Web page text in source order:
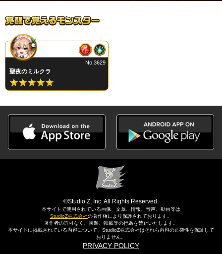
聖夜のミルクラ
No.3629
©Studio Z, Inc. All Rights Reserved.
本サイトで使用されている画像、文章、情報、音声、動画等は
StudioZ株式会社の著作権により保護されております。
著作者の許可なく、複製、転載等の行為を禁止いたします。
本サイトに掲載されている内容について、StudioZ株式会社はそれら内容の正確性を保証して
おりません。
PRIVACY POLICY